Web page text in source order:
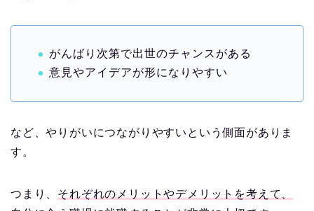
がんばり次第で出世のチャンスがある
意見やアイデアが形になりやすい
など、やりがいにつながりやすいという側面がありま
す。
つまり、 それぞれのメリットやデメリットを考えて、